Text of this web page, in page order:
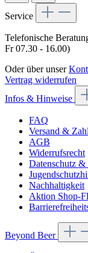
Service
Telefonische
Fr 07.30 - 16.00)
Oder über unser
Vertrag widerrufen
Infos & Hinweise
FAQ
Versand &
AGB
Widerrufsrecht
Datenschutz &
Nachhaltigkeit
Aktion Shop-
Beyond Beer